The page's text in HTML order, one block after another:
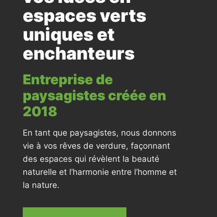
espaces verts
uniques et
enchanteurs
Entreprise de
paysagistes créée en
2018
En tant que paysagistes, nous donnons
vie à vos rêves de verdure, façonnant
des espaces qui révèlent la beauté
naturelle et l’harmonie entre l’homme et
la nature.